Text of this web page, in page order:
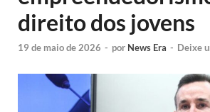
direito dos jovens
19 de maio de 2026 - por News Era - Deixe